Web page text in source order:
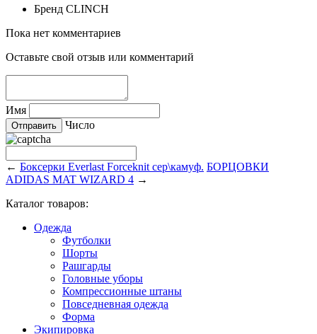
Бренд CLINCH
Пока нет комментариев
Оставьте свой отзыв или комментарий
Имя
Число
← Боксерки Everlast Forceknit сер\камуф. БОРЦОВКИ
ADIDAS MAT WIZARD 4 →
Каталог товаров:
Одежда
Футболки
Шорты
Рашгарды
Головные уборы
Компрессионные штаны
Повседневная одежда
Форма
Экипировка